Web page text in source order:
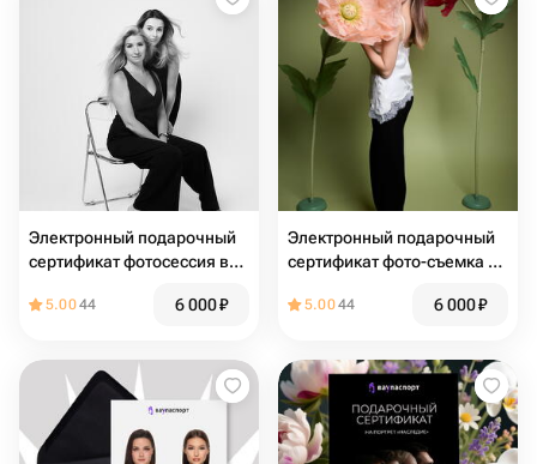
Электронный подарочный
сертификат фотосессия в
5.0044 6 000₽
Электронный подарочный
сертификат фото-съемка в
5.0044 6 000₽